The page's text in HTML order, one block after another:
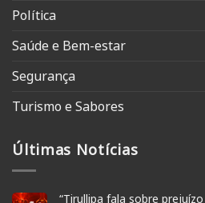
Política
Saúde e Bem-estar
Segurança
Turismo e Sabores
Últimas Notícias
“Tirullipa fala sobre